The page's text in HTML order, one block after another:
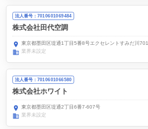
法人番号：7010601069484
株式会社田代空調
東京都墨田区堤通1丁目5番8号エクセレントすみだ川701
業界未設定
法人番号：7010601066580
株式会社ホワイト
東京都墨田区堤通2丁目6番7-607号
業界未設定